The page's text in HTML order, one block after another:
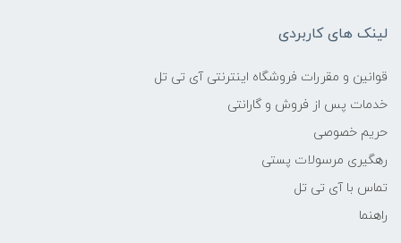
لینک های کاربردی
قوانین و مقررات فروشگاه اینترنتی آی تی تل
خدمات پس از فروش و گارانتی
حریم خصوصی
رهگیری مرسولات پستی
تماس با آی تی تل
راهنما